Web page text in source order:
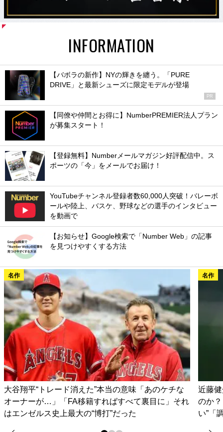
INFORMATION
【バボラの新作】NYの輝きを纏う。「PURE
DRIVE」と最新シューズに限定モデルが登場
PR
【同僚や仲間とお得に】NumberPREMIER法人プラン
が募集スタート！
【登録無料】Numberメールマガジン好評配信中。ス
ポーツの「今」をメールでお届け！
YouTubeチャンネル登録者数60,000人突破！バレーボ
ールや陸上、バスケ、野球などの選手のインタビュー
を動画で
【お知らせ】Google検索で「Number Web」の記事
を見つけやすくする方法
名作
大谷翔平“トレード消えた”本当の意味「あのケチな
オーナーが…」「FA移籍すればすべて裏目に」それ
はエンゼルス史上最大の“博打”だった
名作
近藤
のか
い”「